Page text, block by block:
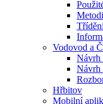
Vodovod a
Návrh
Návrh
Hřbitov
Mobilní